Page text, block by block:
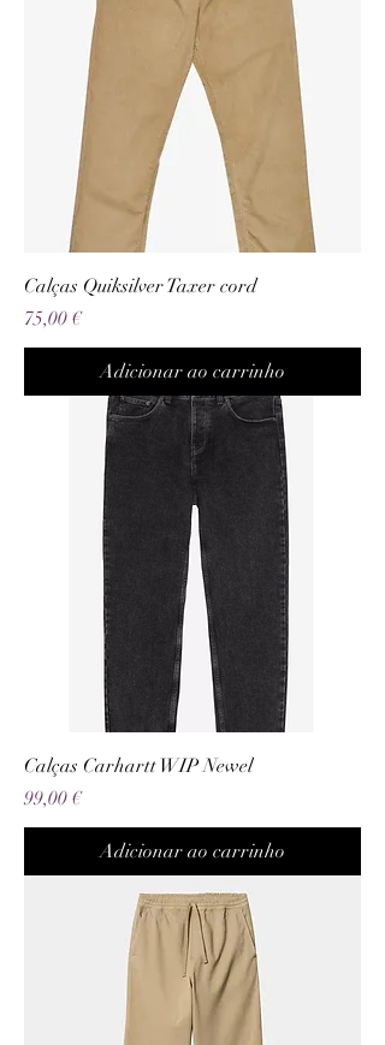
Calças Quiksilver Taxer cord
Preço
75,00 €
Adicionar ao carrinho
Calças Carhartt WIP Newel
Preço
99,00 €
Adicionar ao carrinho